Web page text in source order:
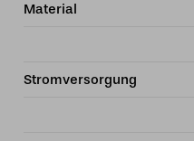
Material
Stromversorgung